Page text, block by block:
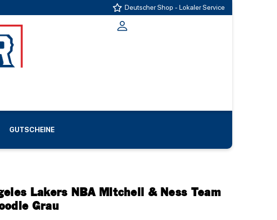
Deutscher Shop - Lokaler Service
GUTSCHEINE
Lakers NBA Mitchell & Ness Team
Grau